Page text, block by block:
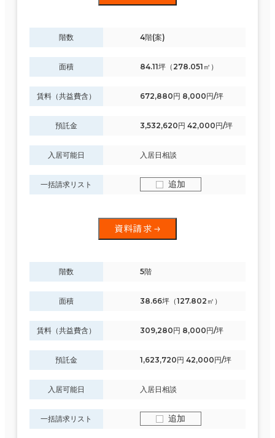
階数 4階(案)
面積 84.11坪（278.051㎡）
賃料（共益費含） 672,880円 8,000円/坪
預託金 3,532,620円 42,000円/坪
入居可能日 入居日相談
一括請求リスト 追加
資料請求
階数 5階
面積 38.66坪（127.802㎡）
賃料（共益費含） 309,280円 8,000円/坪
預託金 1,623,720円 42,000円/坪
入居可能日 入居日相談
一括請求リスト 追加